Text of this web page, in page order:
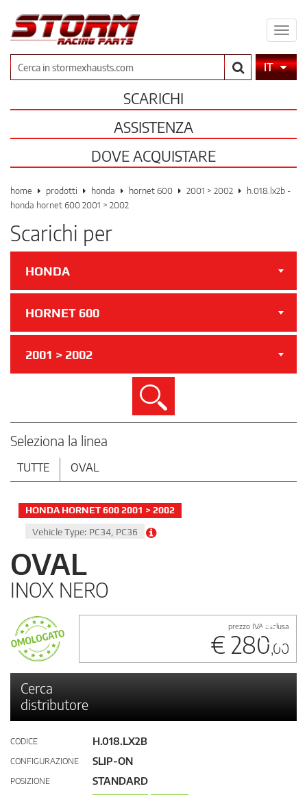
il
CercaIT
SCARICHI
ASSISTENZA
DOVE ACQUISTARE
home prodotti honda hornet 600 2001 > 2002
h.018.lx2b -
honda hornet 600 2001 > 2002
Scarichi per
HONDA
HORNET 600
2001 > 2002
Cerca
Seleziona la linea
TUTTE OVAL
HONDA HORNET 600 2001 > 2002
Vehicle Type: PC34, PC36
OVAL
INOX NERO
prezzo IVA esclusa
€ 280,00
Cerca
distributore
CODICE H.018.LX2B
CONFIGURAZIONE SLIP-ON
POSIZIONE STANDARD